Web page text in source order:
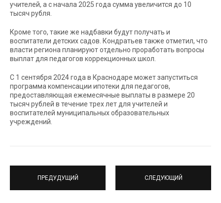
учителей, а с начала 2025 года сумма увеличится до 10
тысяч рубля.
Кроме того, такие же надбавки будут получать и
воспитатели детских садов. Кондратьев также отметил, что
власти региона планируют отдельно проработать вопросы
выплат для педагогов коррекционных школ.
С 1 сентября 2024 года в Краснодаре может запуститься
программа компенсации ипотеки для педагогов,
предоставляющая ежемесячные выплаты в размере 20
тысяч рублей в течение трех лет для учителей и
воспитателей муниципальных образовательных
учреждений.
ПРЕДУДУЩИЙ СЛЕДУЮЩИЙ